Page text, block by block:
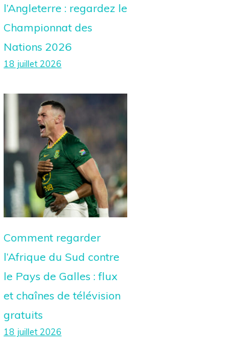
l’Angleterre : regardez le
Championnat des
Nations 2026
18 juillet 2026
Comment regarder
l’Afrique du Sud contre
le Pays de Galles : flux
et chaînes de télévision
gratuits
18 juillet 2026